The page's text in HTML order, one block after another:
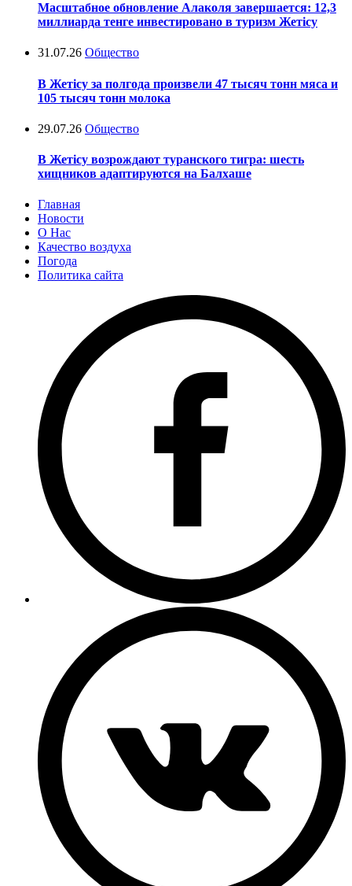
Масштабное обновление Алаколя завершается: 12,3
миллиарда тенге инвестировано в туризм Жетісу
31.07.26 Общество
В Жетісу за полгода произвели 47 тысяч тонн мяса и
105 тысяч тонн молока
29.07.26 Общество
В Жетісу возрождают туранского тигра: шесть
хищников адаптируются на Балхаше
Главная
Новости
О Нас
Качество воздуха
Погода
Политика сайта